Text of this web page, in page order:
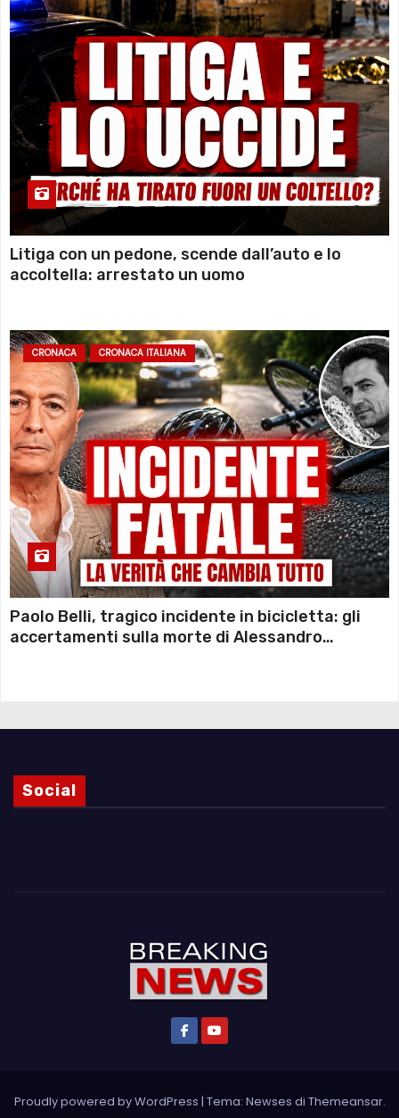
Litiga con un pedone, scende dall’auto e lo
accoltella: arrestato un uomo
CRONACA CRONACA ITALIANA
Paolo Belli, tragico incidente in bicicletta: gli
accertamenti sulla morte di Alessandro
Social
Proudly powered by WordPress | Tema: Newses di Themeansar.